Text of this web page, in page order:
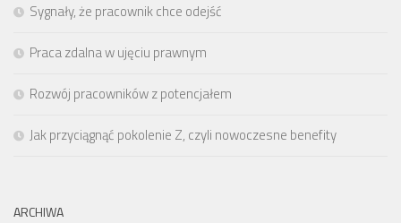
Sygnały, że pracownik chce odejść
Praca zdalna w ujęciu prawnym
Rozwój pracowników z potencjałem
Jak przyciągnąć pokolenie Z, czyli nowoczesne benefity
ARCHIWA